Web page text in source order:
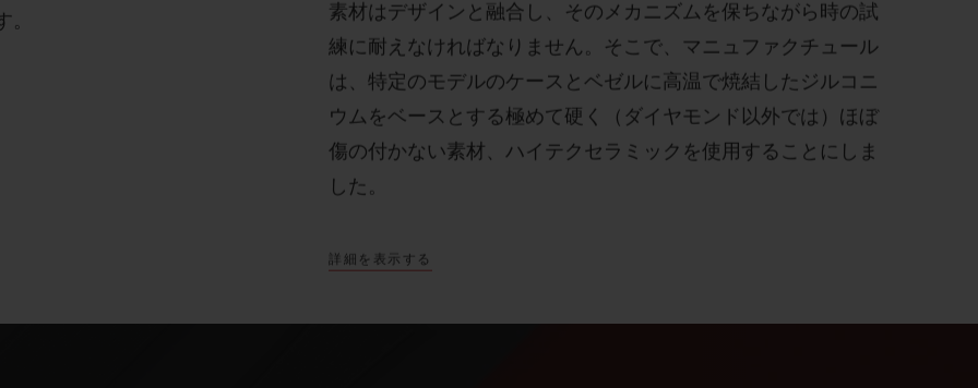
素材はデザインと融合し、そのメカニズムを保ちながら時の試
練に耐えなければなりません。そこで、マニュファクチュール
は、特定のモデルのケースとベゼルに高温で焼結したジルコニ
ウムをベースとする極めて硬く（ダイヤモンド以外では）ほぼ
傷の付かない素材、ハイテクセラミックを使用することにしま
した。
詳細を表示する